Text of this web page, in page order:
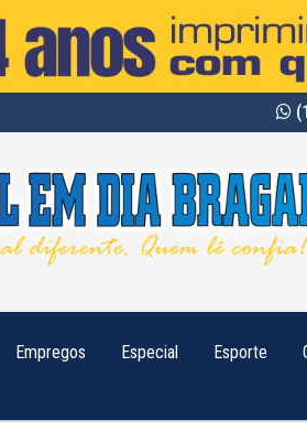
Empregos Especial Esporte